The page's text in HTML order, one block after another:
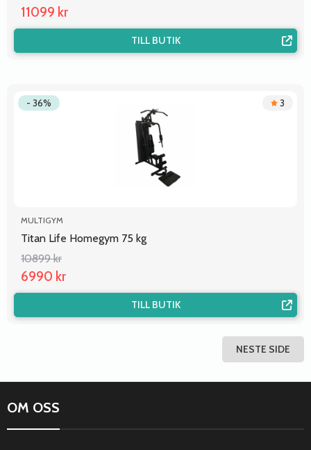
11099 kr
TILL BUTIK
- 36% 3
MULTIGYM
Titan Life Homegym 75 kg
10899 kr
6990 kr
TILL BUTIK
NESTE SIDE
OM OSS